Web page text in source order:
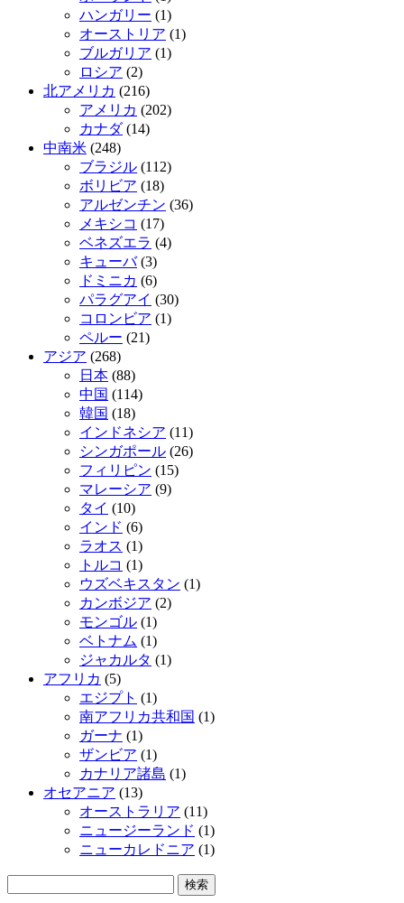
ハンガリー (1)
オーストリア (1)
ブルガリア (1)
ロシア (2)
北アメリカ (216)
アメリカ (202)
カナダ(14)
中南米 (248)
ブラジル (112)
ボリビア (18)
アルゼンチン (36)
メキシコ (17)
ベネズエラ (4)
キューバ(3)
ドミニカ (6)
パラグアイ (30)
コロンビア (1)
ペルー (21)
アジア (268)
日本 (88)
中国 (114)
韓国 (18)
インドネシア (11)
シンガポール (26)
フィリピン (15)
マレーシア (9)
タイ (10)
インド (6)
ラオス (1)
トルコ (1)
ウズベキスタン (1)
カンボジア (2)
モンゴル (1)
ベトナム (1)
ジャカルタ (1)
アフリカ (5)
エジプト (1)
南アフリカ共和国 (1)
ガーナ (1)
ザンビア (1)
カナリア諸島 (1)
オセアニア (13)
オーストラリア (11)
ニュージーランド (1)
ニューカレドニア (1)